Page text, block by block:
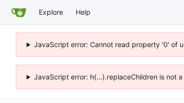
Explore Help
JavaScript error: Cannot read property '0' of
JavaScript error: h(...).replaceChildren is not